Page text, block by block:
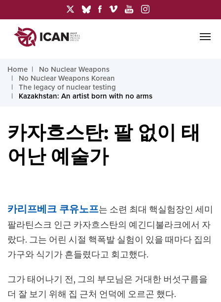
Home
No Nuclear Weapons
No Nuclear Weapons Korean
The legacy of nuclear testing
Kazakhstan: An artist born with no arms
카자흐스탄: 팔 없이 태
어난 예술가
카리프베크 쿠유노프는 소련 최대 핵실험장인 세미
팔라틴스크 인근 카자흐스탄의 예긴디불라크에서 자
랐다. 그는 어린 시절 핵폭발 실험이 있을 때마다 집의
가구와 식기가 흔들렸다고 회고했다.
그가 태어나기 전, 그의 부모님은 거대한 버섯구름을
더 잘 보기 위해 집 근처 언덕에 오르곤 했다.